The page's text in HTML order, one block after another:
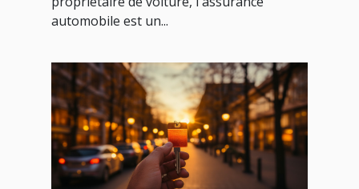
automobile est un...